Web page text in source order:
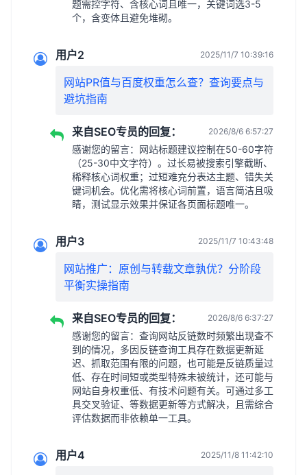
题需控字符、含核心词且唯一，关键词选3-5
个，含变体且避免堆砌。
用户2 2025/11/7 10:39:16
网站PR值与百度权重怎么查？查询要点与
避坑指南
来自SEO专员的回复： 2026/8/6 6:57:27
感谢您的留言：网站标题建议控制在50-60字符
（25-30中文字符）。过长易被搜索引擎截断、
稀释核心词权重；过短难充分表达主题、错失关
键词机会。优化需将核心词前置，语言简洁且吸
睛，测试显示效果并保证各页面标题唯一。
用户3 2025/11/7 10:43:48
网站推广：原创与转载文章孰优？分阶段
平衡实操指南
来自SEO专员的回复： 2026/8/6 6:37:27
感谢您的留言：查询网站反链数时频繁出现查不
到的情况，多因反链查询工具存在数据更新延
迟、抓取范围有限的问题，也可能是反链质量过
低、存在时间短或类型特殊未被统计，还可能与
网站自身权重低、有技术问题有关。可通过多工
具交叉验证、等数据更新等方式解决，且需综合
评估数据而非依赖单一工具。
用户4 2025/11/8 11:42:10